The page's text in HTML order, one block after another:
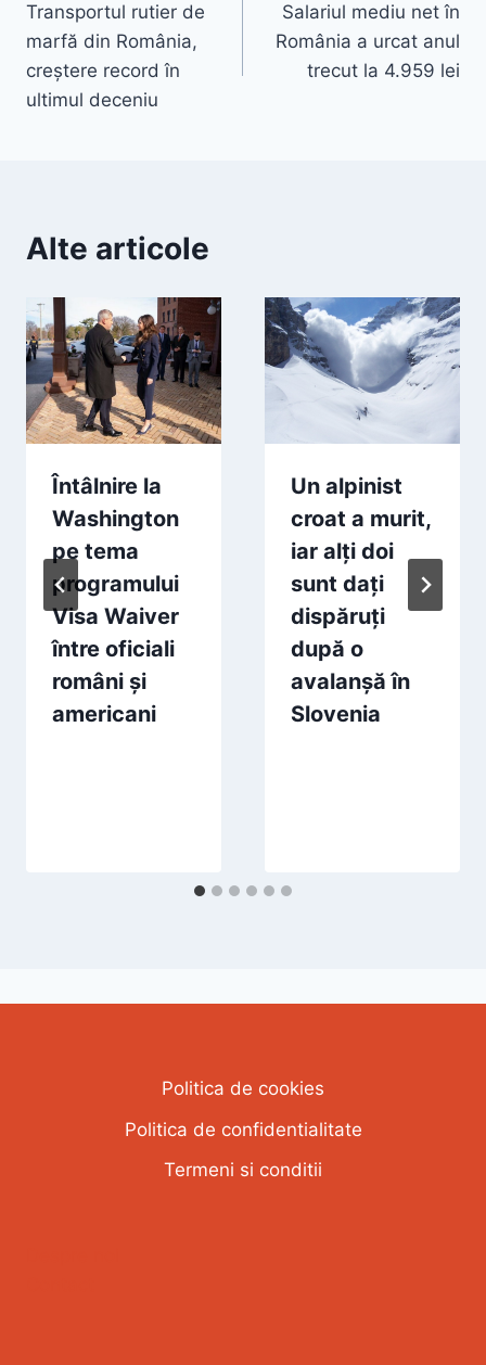
în
articole
Transportul rutier de
marfă din România,
creștere record în
ultimul deceniu
Salariul mediu net în
România a urcat anul
trecut la 4.959 lei
Alte articole
Întâlnire la
Washington
pe tema
programului
Visa Waiver
între oficiali
români și
americani
Un alpinist
croat a murit,
iar alți doi
sunt dați
dispăruți
după o
avalanșă în
Slovenia
Politica de cookies
Politica de confidentialitate
Termeni si conditii